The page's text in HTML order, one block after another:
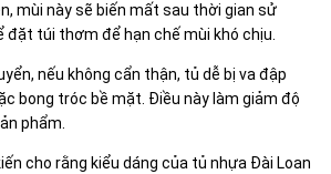
mùi này sẽ biến mất sau thời gian sử
đặt túi thơm để hạn chế mùi khó chịu.
nếu không cẩn thận, tủ dễ bị va đập
bong tróc bề mặt. Điều này làm giảm độ
phẩm.
cho rằng kiểu dáng của tủ nhựa Đài Loan